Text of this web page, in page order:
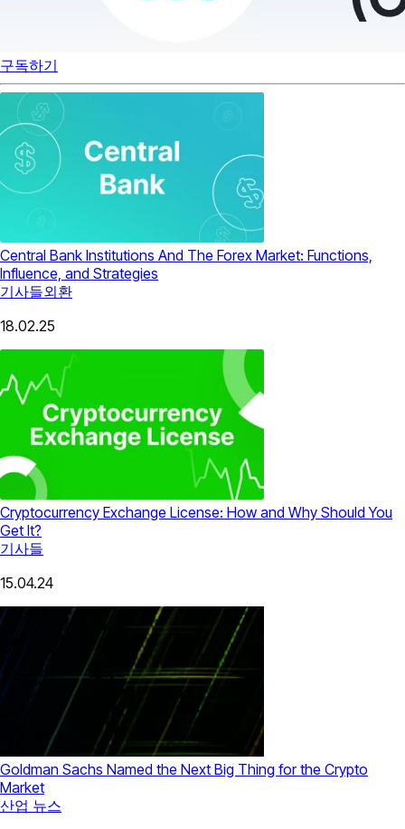
구독하기
Central Bank Institutions And The Forex Market: Functions,
Influence, and Strategies
기사들외환
18.02.25
Cryptocurrency Exchange License: How and Why Should You
Get It?
기사들
15.04.24
Goldman Sachs Named the Next Big Thing for the Crypto
Market
산업 뉴스